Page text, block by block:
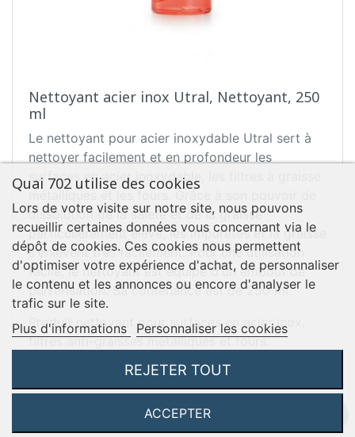
Nettoyant acier inox Utral, Nettoyant, 250
ml
Le nettoyant pour acier inoxydable Utral sert à
nettoyer facilement et en profondeur les
surfaces en acier inoxydable, les filtres à graisse
dissolution de la saleté et de la graisse
particulièrement élevé, les impuretés et la graisse
s'enlèvent très facilement. Pour une utilisation
facile, le nettoyant est équipé d'un embout de
pulvérisation. Sa contenance est de 250 ml.
Produit nettoyant pour surfaces en acier inox,
filtres anti-graisses métalliques et fours.
Quai 702 utilise des cookies
Lors de votre visite sur notre site, nous pouvons
recueillir certaines données vous concernant via le
dépôt de cookies. Ces cookies nous permettent
d'optimiser votre expérience d'achat, de personnaliser
le contenu et les annonces ou encore d'analyser le
trafic sur le site.
Plus d'informations
Personnaliser les cookies
REJETER TOUT
ACCEPTER